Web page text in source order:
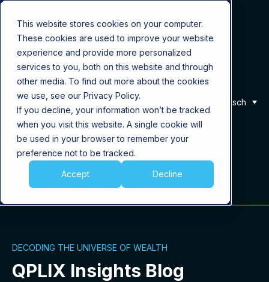
This website stores cookies on your computer.
These cookies are used to improve your website
experience and provide more personalized
services to you, both on this website and through
other media. To find out more about the cookies
we use, see our Privacy Policy.
If you decline, your information won’t be tracked
when you visit this website. A single cookie will
be used in your browser to remember your
preference not to be tracked.
Accept Decline
Produkt
Lösungen
Über uns
Karriere
Deutsch
DECODING THE UNIVERSE OF WEALTH
QPLIX Insights Blog